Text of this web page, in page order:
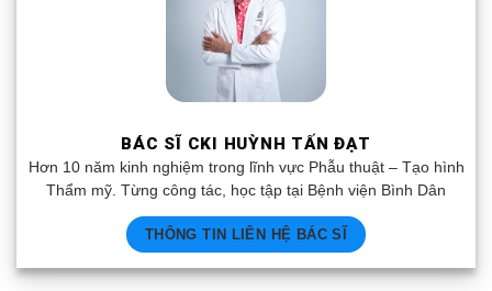
BÁC SĨ CKI HUỲNH TẤN ĐẠT
Hơn 10 năm kinh nghiệm trong lĩnh vực Phẫu thuật – Tạo hình
Thẩm mỹ. Từng công tác, học tập tại Bệnh viện Bình Dân
THÔNG TIN LIÊN HỆ BÁC SĨ